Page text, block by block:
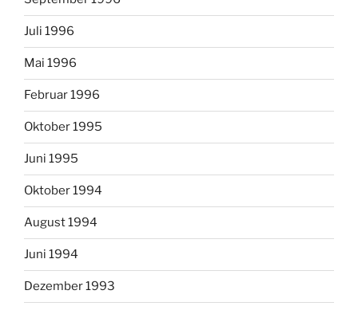
Juli 1996
Mai 1996
Februar 1996
Oktober 1995
Juni 1995
Oktober 1994
August 1994
Juni 1994
Dezember 1993